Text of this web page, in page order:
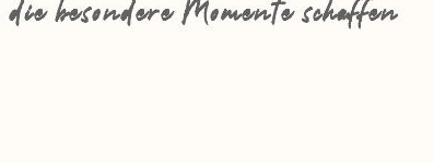
besondere Momente schaffen